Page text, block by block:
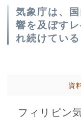
気象庁は、
響を及ぼす
れ続けてい
資
フィリピン